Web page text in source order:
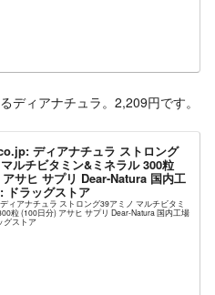
ディアナチュラ。2,209円です。
ディアナチュラ ストロング
ルチビタミン&ミネラル 300粒
サヒ サプリ Dear-Natura 国内工
ドラッグストア
ィアナチュラ ストロング39アミノ マルチビタミ
粒 (100日分) アサヒ サプリ Dear-Natura 国内工場
グストア